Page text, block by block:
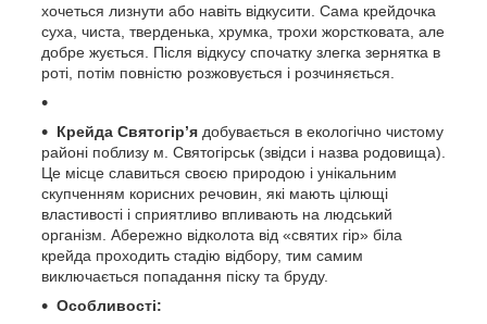
хочеться лизнути або навіть відкусити. Сама крейдочка
суха, чиста, тверденька, хрумка, трохи жорстковата, але
добре жується. Після відкусу спочатку злегка зернятка в
роті, потім повністю розжовується і розчиняється.
Крейда Святогір’я добувається в екологічно чистому
районі поблизу м. Святогірськ (звідси і назва родовища).
Це місце славиться своєю природою і унікальним
скупченням корисних речовин, які мають цілющі
властивості і сприятливо впливають на людський
організм. Абережно відколота від «святих гір» біла
крейда проходить стадію відбору, тим самим
виключається попадання піску та бруду.
Особливості: